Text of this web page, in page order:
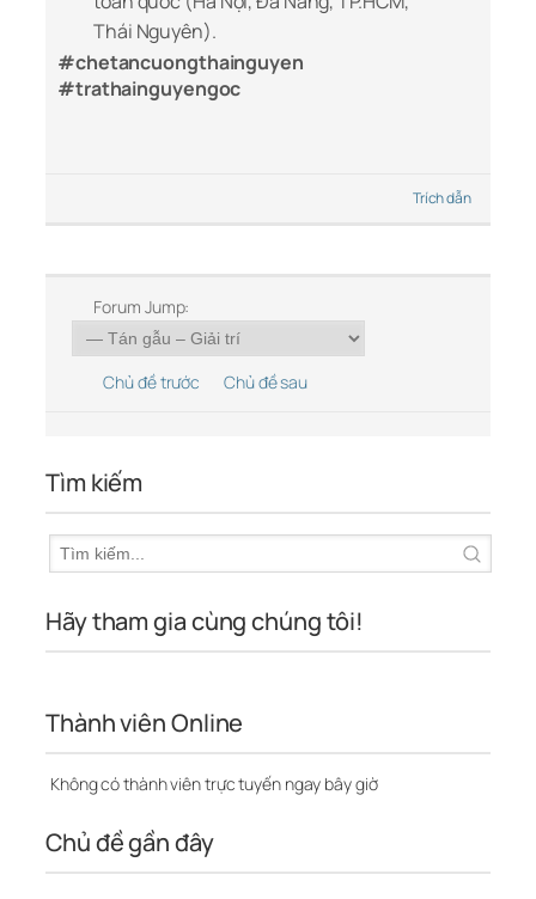
Thái Nguyên).
#chetancuongthainguyen
#trathainguyengoc
Trích dẫn
Forum Jump:
Chủ đề trước Chủ đề sau
Tìm kiếm
Hãy tham gia cùng chúng tôi!
Thành viên Online
Không có thành viên trực tuyến ngay bây giờ
Chủ đề gần đây